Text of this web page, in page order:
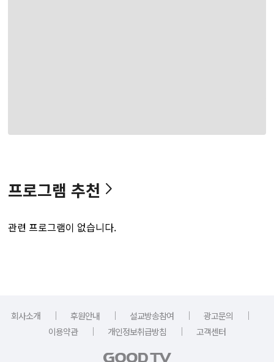
프로그램 추천
관련 프로그램이 없습니다.
회사소개 ｜ 후원안내 ｜ 설교방송참여 ｜ 광고문의
｜
이용약관
｜ 개인정보취급방침 ｜ 고객센터